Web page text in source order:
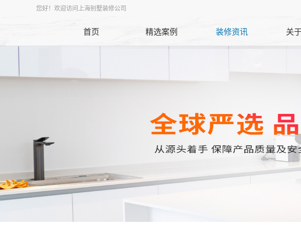
您好！欢迎访问上海别墅装修公司
首页 精选案例 装修资讯 关